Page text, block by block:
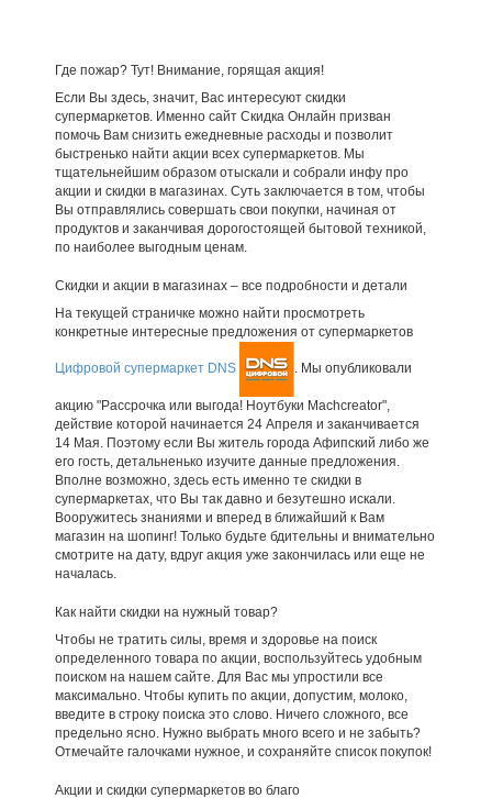
Где пожар? Тут! Внимание, горящая акция!
Если Вы здесь, значит, Вас интересуют скидки
супермаркетов. Именно сайт Скидка Онлайн призван
помочь Вам снизить ежедневные расходы и позволит
быстренько найти акции всех супермаркетов. Мы
тщательнейшим образом отыскали и собрали инфу про
акции и скидки в магазинах. Суть заключается в том, чтобы
Вы отправлялись совершать свои покупки, начиная от
продуктов и заканчивая дорогостоящей бытовой техникой,
по наиболее выгодным ценам.
Скидки и акции в магазинах – все подробности и детали
На текущей страничке можно найти просмотреть
конкретные интересные предложения от супермаркетов
Цифровой супермаркет DNS . Мы опубликовали
акцию "Рассрочка или выгода! Ноутбуки Machcreator",
действие которой начинается 24 Апреля и заканчивается
14 Мая. Поэтому если Вы житель города Афипский либо же
его гость, детальненько изучите данные предложения.
Вполне возможно, здесь есть именно те скидки в
супермаркетах, что Вы так давно и безутешно искали.
Вооружитесь знаниями и вперед в ближайший к Вам
магазин на шопинг! Только будьте бдительны и внимательно
смотрите на дату, вдруг акция уже закончилась или еще не
началась.
Как найти скидки на нужный товар?
Чтобы не тратить силы, время и здоровье на поиск
определенного товара по акции, воспользуйтесь удобным
поиском на нашем сайте. Для Вас мы упростили все
максимально. Чтобы купить по акции, допустим, молоко,
введите в строку поиска это слово. Ничего сложного, все
предельно ясно. Нужно выбрать много всего и не забыть?
Отмечайте галочками нужное, и сохраняйте список покупок!
Акции и скидки супермаркетов во благо